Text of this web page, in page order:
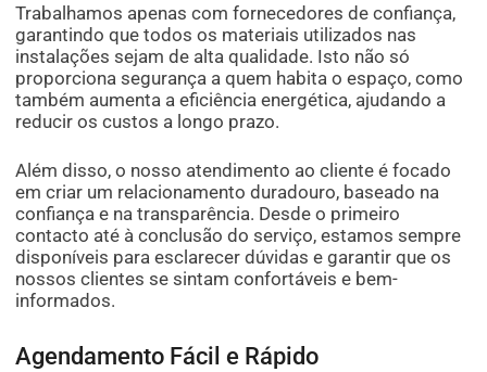
Trabalhamos apenas com fornecedores de confiança,
garantindo que todos os materiais utilizados nas
instalações sejam de alta qualidade. Isto não só
proporciona segurança a quem habita o espaço, como
também aumenta a eficiência energética, ajudando a
reducir os custos a longo prazo.
Além disso, o nosso atendimento ao cliente é focado
em criar um relacionamento duradouro, baseado na
confiança e na transparência. Desde o primeiro
contacto até à conclusão do serviço, estamos sempre
disponíveis para esclarecer dúvidas e garantir que os
nossos clientes se sintam confortáveis e bem-
informados.
Agendamento Fácil e Rápido